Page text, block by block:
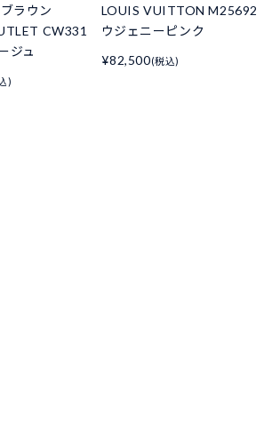
ラウン
CW331
ジュ
)
LOUIS VUITTON M25692
ウジェニーピンク
¥82,500(税込)